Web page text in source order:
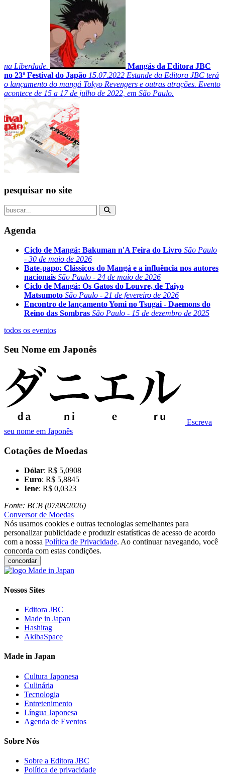
na Liberdade.
Mangás da Editora JBC
no 23º Festival do Japão 15.07.2022 Estande da Editora JBC terá
o lançamento do mangá Tokyo Revengers e outras atrações. Evento
acontece de 15 a 17 de julho de 2022, em São Paulo.
pesquisar no site
Agenda
Ciclo de Mangá: Bakuman n'A Feira do Livro São Paulo
- 30 de maio de 2026
Bate-papo: Clássicos do Mangá e a influência nos autores
nacionais São Paulo - 24 de maio de 2026
Ciclo de Mangá: Os Gatos do Louvre, de Taiyo
Matsumoto São Paulo - 21 de fevereiro de 2026
Encontro de lançamento Yomi no Tsugai - Daemons do
Reino das Sombras São Paulo - 15 de dezembro de 2025
todos os eventos
Seu Nome em Japonês
Escreva
seu nome em Japonês
Cotações de Moedas
Dólar: R$ 5,0908
Euro: R$ 5,8845
Iene: R$ 0,0323
Fonte: BCB (07/08/2026)
Conversor de Moedas
Nós usamos cookies e outras tecnologias semelhantes para
personalizar publicidade e produzir estatísticas de acesso de acordo
com a nossa Política de Privacidade. Ao continuar navegando, você
concorda com estas condições.
concordar
Nossos Sites
Editora JBC
Made in Japan
Hashitag
AkibaSpace
Made in Japan
Cultura Japonesa
Culinária
Tecnologia
Entretenimento
Língua Japonesa
Agenda de Eventos
Sobre Nós
Sobre a Editora JBC
Política de privacidade